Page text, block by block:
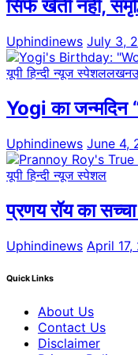
सिर्फ खेती नहीं,
Uphindinews July 3,
यूपी हिन्दी न्यूज स्पेशल
Yogi का जन्मदिन
Uphindinews June 4,
यूपी हिन्दी न्यूज स्पेशल
प्रणय रॉय का
Uphindinews April
Quick Links
About Us
Contact Us
Disclaimer